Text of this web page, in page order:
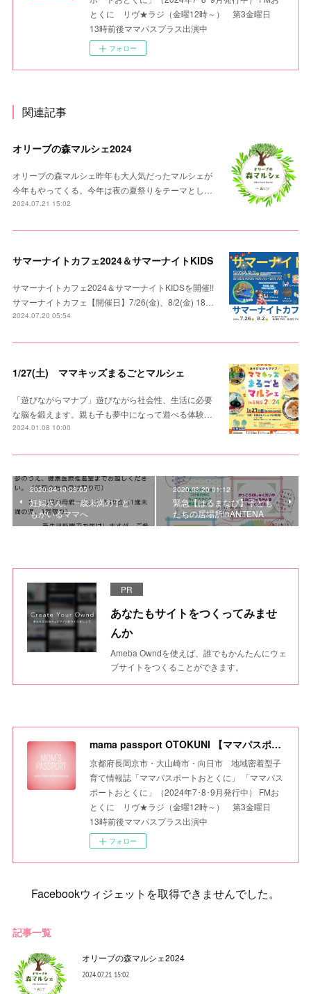
とくに リヴ★ラジ（金曜12時～） 第3金曜日
13時前後ママパスプラス出演中
フォロー
関連記事
オリーブの森マルシェ2024
オリーブの森マルシェ昨年も大人気だったマルシェが
今年もやってくる。今年は夜の夏祭りをテーマとし…
2024.07.21 15:02
サマーナイトカフェ2024＆サマーナイトKIDS
サマーナイトカフェ2024＆サマーナイトKIDSを開催!!
サマーナイトカフェ【開催日】7/26(金)、8/2(金) 18…
2024.07.20 05:54
1/27(土) ママキッズまるごとマルシェ
「遊びながらマナブ」遊びながら社会性、生活に必要
な脳を鍛えます。親も子も夢中になって遊べる体験…
2024.01.08 10:00
2020.04.10 03:05
妊婦さん、一歳未満の子ど
もがいるママへ
2020.03.20 01:12
緊急【はるまなび】子ども
たちの居場所inANTENA
PR
あなたもサイトをつくってみませ
んか
Ameba Owndを使えば、誰でもかんたんにウェ
ブサイトをつくることができます。
mama passport OTOKUNI 【ママパスポートおとくに】
京都府長岡京市・大山崎市・向日市 地域密着型子
育て情報誌「ママパスポートおとくに」 「ママパス
ポートおとくに」（2024年7･8･9月発行中） FMお
とくに リヴ★ラジ（金曜12時～） 第3金曜日
13時前後ママパスプラス出演中
フォロー
Facebookウィジェットを取得できませんでした。
記事一覧
オリーブの森マルシェ2024
2024.07.21 15:02